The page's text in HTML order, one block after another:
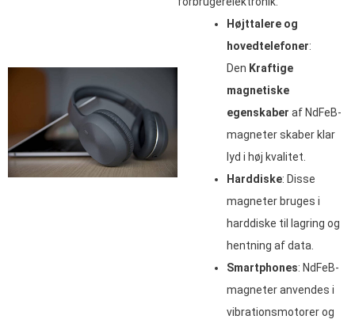
Højttalere og
hovedtelefoner:
Den Kraftige
magnetiske
egenskaber af NdFeB-
magneter skaber klar
lyd i høj kvalitet.
Harddiske: Disse
magneter bruges i
harddiske til lagring og
hentning af data.
Smartphones: NdFeB-
magneter anvendes i
vibrationsmotorer og